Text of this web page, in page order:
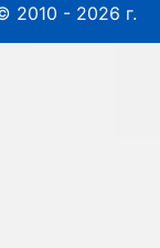
2010 - 2026 г.